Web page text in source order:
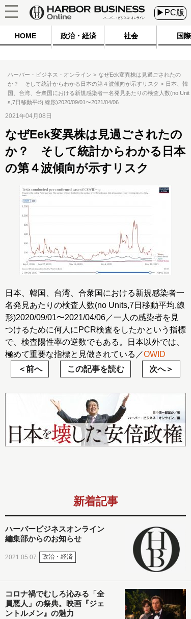
▶PC版
HOME 政治・経済 社会 国際
ハーバー・ビジネス・オンライン
なぜEek変異株は見過ごされたの
か？ そして統計からわかる日本の第４波傾向が示すリスク
日本、韓
国、台湾、合衆国における新規感染者一名発見あたりの検査人数(no Unit
s,7日移動平均,線形)2020/09/01〜2021/04/06
2021年04月08日
なぜEek変異株は見過ごされたの
か？ そして統計からわかる日本
の第４波傾向が示すリスク
日本、韓国、台湾、合衆国における新規感染者一
名発見あたりの検査人数(no Units,7日移動平均,線
形)2020/09/01〜2021/04/06／一人の感染者を見
つけるために何人にPCR検査をしたかという指標
で、検査陽性率の逆数でもある。日本以外では、
極めて重要な指標と見做されている／OWID
前へ
この記事を読む 次へ
新着記事
ハーバービジネスオンライン
編集部からのお知らせ
2021.05.07 政治・経済
コロナ禍でむしろ沁みる「全
員悪人」の祭典。映画『ジェ
ントルメン』の魅力